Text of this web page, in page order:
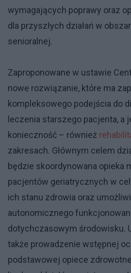
wymagających poprawy oraz
dla przyszłych działań w
senioralnej.
Zaproponowane w ustawie
nowe rozwiązanie, które ma
kompleksowego podejścia do
leczenia starszego pacjenta, a
konieczność – również
zakresach. Głównym celem
będzie skoordynowana opieka
pacjentów geriatrycznych w
ich stanu zdrowia oraz
autonomicznego
dotychczasowym środowisku.
także prowadzenie wstępnej
podstawowej opiece